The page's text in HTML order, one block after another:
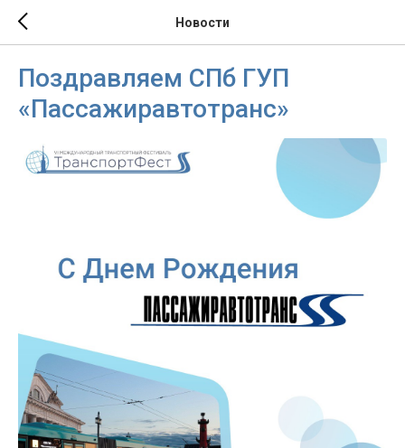
Новости
Поздравляем СПб ГУП
«Пассажиравтотранс»